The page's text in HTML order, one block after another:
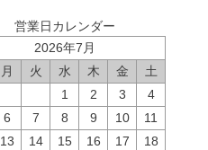
営業日カレンダー
2026年7月
月 火 水 木 金
土
1
2 3
4
6 7 8 9 10
11
13 14 15 16 17
18